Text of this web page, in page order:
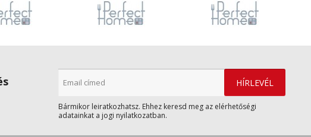
Bármikor leiratkozhatsz. Ehhez keresd meg az elérhetőségi
adatainkat a jogi nyilatkozatban.